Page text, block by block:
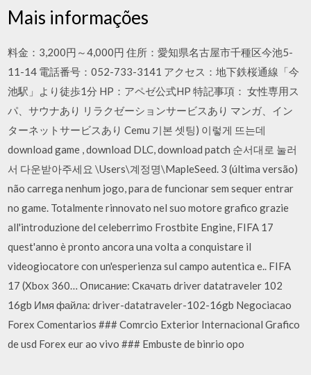
Mais informações
料金：3,200円～4,000円 住所：愛知県名古屋市千種区今池5-
11-14 電話番号：052-733-3141 アクセス：地下鉄桜通線「今
池駅」より徒歩1分 HP：アペゼ公式HP 特記事項： 女性専用ス
パ、サウナあり リラクゼーションサービスあり マンガ、イン
ターネットサービスあり Cemu 기본 셋팅) 이렇게 뜨는데
download game , download DLC, download patch 순서대로 눌러
서 다운받아주세요 \Users\계정명\MapleSeed. 3 (última versão)
não carrega nenhum jogo, para de funcionar sem sequer entrar
no game. Totalmente rinnovato nel suo motore grafico grazie
all'introduzione del celeberrimo Frostbite Engine, FIFA 17
quest'anno è pronto ancora una volta a conquistare il
videogiocatore con un'esperienza sul campo autentica e.. FIFA
17 (Xbox 360… Описание: Скачать driver datatraveler 102
16gb Имя файла: driver-datatraveler-102-16gb Negociacao
Forex Comentarios ### Comrcio Exterior Internacional Grafico
de usd Forex eur ao vivo ### Embuste de binrio opo